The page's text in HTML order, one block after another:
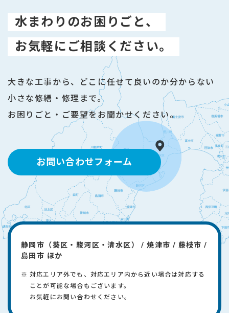
水まわりのお困りごと、
お気軽にご相談ください。
大きな工事から、どこに任せて良いのか分からない
小さな修繕・修理まで。
お困りごと・ご要望をお聞かせください。
お問い合わせフォーム
静岡市（葵区・駿河区・清水区） / 焼津市 / 藤枝市 /
島田市 ほか
対応エリア外でも、対応エリア内から近い場合は対応する
ことが可能な場合もございます。
​お気軽にお問い合わせください。